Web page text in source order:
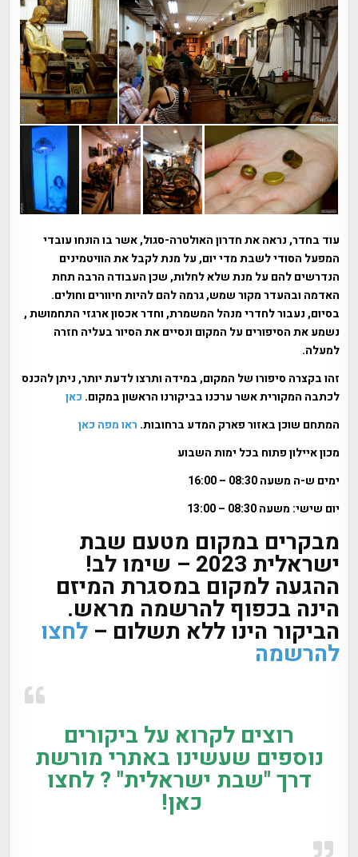
עוד בחדר, נראה את חדרון האולטרה-סגול, אשר בו הונחו עובדי
המפעל הסודי לשבת מדי יום, על מנת לקבל את הוויטמינים
הנדרשים להם על מנת שלא לחלות, שכן העבודה הרבה תחת
האדמה ובהעדר מקור שמש, גרמה להם להיות חיוורים וחולים.
בסיום, נעבור לחדרי מנהל המשמרת, וחדר אכסון ארגזי התחמושת ,
נשמע את הסיפורים על המקום ונסיים את הסיור בעליה חזרה
למעלה.
זהו בקצרה סיפורו של המקום, במידה ותרצו לדעת יותר, ניתן להכנס
לכתבה המקורית אשר ערכנו בביקורנו הראשון במקום. כאן
המתחם שוכן באזור פארק המדע ברחובות. ראו מפה כאן
מכון איילון פתוח בכל ימות השבוע
ימים ש-ה משעה 08:30 – 16:00
יום שישי: משעה 08:30 – 13:00
מבקרים במקום מטעם שבת
ישראלית 2023 – שימו לב!
ההגעה למקום במסגרת המיזם
הינה בכפוף להרשמה מראש.
הביקור הינו ללא תשלום –לחצו
להרשמה
רוצים לקרוא על ביקורים
נוספים שעשינו באתרי מורשת
דרך "שבת ישראלית" ?לחצו
כאן!